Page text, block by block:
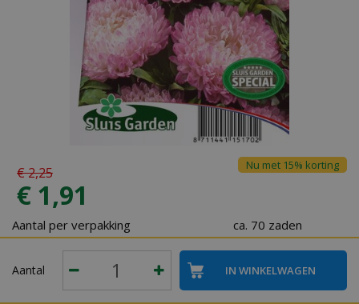
€2,25
€ 1,91
Nu met 15% korting
Aantal per verpakking ca. 70 zaden
Aantal